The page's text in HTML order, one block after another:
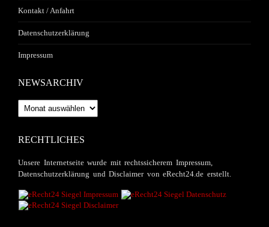
Kontakt / Anfahrt
Datenschutzerklärung
Impressum
NEWSARCHIV
Newsarchiv
RECHTLICHES
Unsere Internetseite wurde mit rechtssicherem Impressum,
Datenschutzerklärung und Disclaimer von eRecht24.de erstellt.